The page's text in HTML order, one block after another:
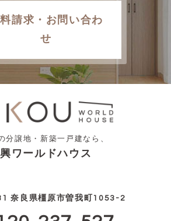
請求・お問い合わ
せ
分譲地・新築一戸建なら、
ワールドハウス
奈良県橿原市曽我町1053-2